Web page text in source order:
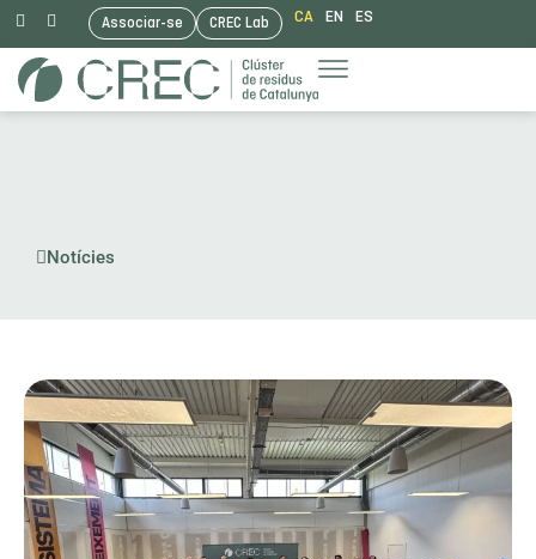
Vés
al
Associar-se CREC Lab CA EN ES
Notícies